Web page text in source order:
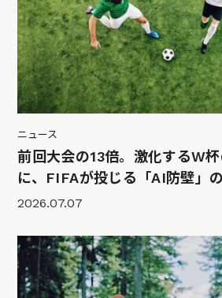
ニュース
前回大会の13倍。激化するW
に、FIFAが投じる「AI防壁」
2026.07.07